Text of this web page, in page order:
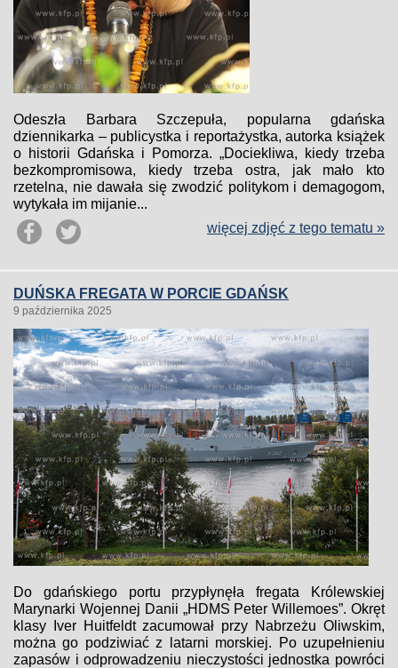
Odeszła Barbara Szczepuła, popularna gdańska
dziennikarka – publicystka i reportażystka, autorka książek
o historii Gdańska i Pomorza. „Dociekliwa, kiedy trzeba
bezkompromisowa, kiedy trzeba ostra, jak mało kto
rzetelna, nie dawała się zwodzić politykom i demagogom,
wytykała im mijanie...
więcej zdjęć z tego tematu »
DUŃSKA FREGATA W PORCIE GDAŃSK
9 października 2025
Do gdańskiego portu przypłynęła fregata Królewskiej
Marynarki Wojennej Danii „HDMS Peter Willemoes”. Okręt
klasy Iver Huitfeldt zacumował przy Nabrzeżu Oliwskim,
można go podziwiać z latarni morskiej. Po uzupełnieniu
zapasów i odprowadzeniu nieczystości jednostka powróci